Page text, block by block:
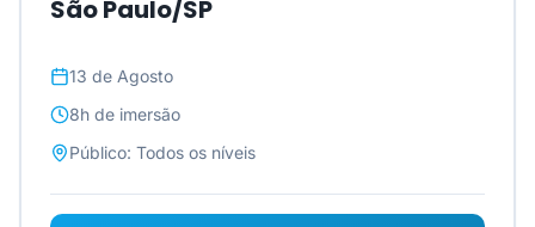
São Paulo/SP
13 de Agosto
8h de imersão
Público: Todos os níveis